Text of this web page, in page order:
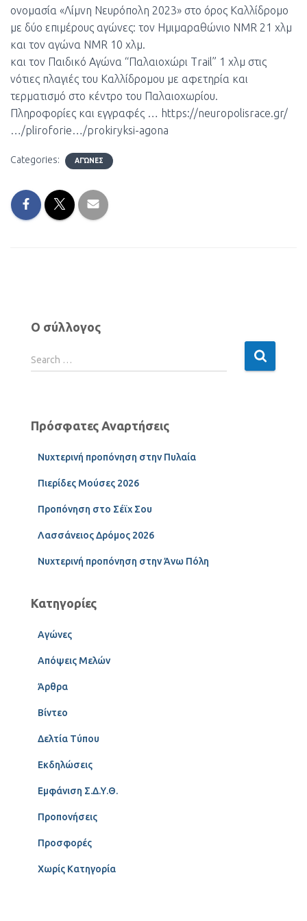
ονομασία «Λίμνη Νευρόπολη 2023» στο όρος Καλλίδρομο
με δύο επιμέρους αγώνες: τον Ημιμαραθώνιο NMR 21 χλμ
και τον αγώνα NMR 10 χλμ.
και τον Παιδικό Αγώνα “Παλαιοχώρι Trail” 1 χλμ στις
νότιες πλαγιές του Καλλίδρομου με αφετηρία και
τερματισμό στο κέντρο του Παλαιοχωρίου.
Πληροφορίες και εγγραφές … https://neuropolisrace.gr/
…/pliroforie…/prokiryksi-agona
Categories: ΑΓΏΝΕΣ
Ο σύλλογος
Search …
Πρόσφατες Αναρτήσεις
Νυχτερινή προπόνηση στην Πυλαία
Πιερίδες Μούσες 2026
Προπόνηση στο Σέϊχ Σου
Λασσάνειος Δρόμος 2026
Νυχτερινή προπόνηση στην Άνω Πόλη
Κατηγορίες
Αγώνες
Απόψεις Μελών
Άρθρα
Βίντεο
Δελτία Τύπου
Εκδηλώσεις
Εμφάνιση Σ.Δ.Υ.Θ.
Προπονήσεις
Προσφορές
Χωρίς Κατηγορία